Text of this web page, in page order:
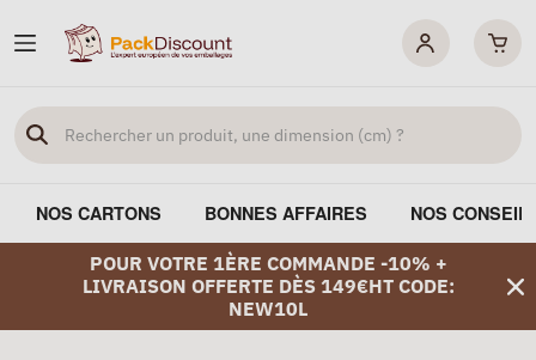
NOS CARTONS BONNES AFFAIRES NOS
POUR VOTRE 1ÈRE COMMANDE -10% +
LIVRAISON OFFERTE DÈS 149€HT CODE:
NEW10L